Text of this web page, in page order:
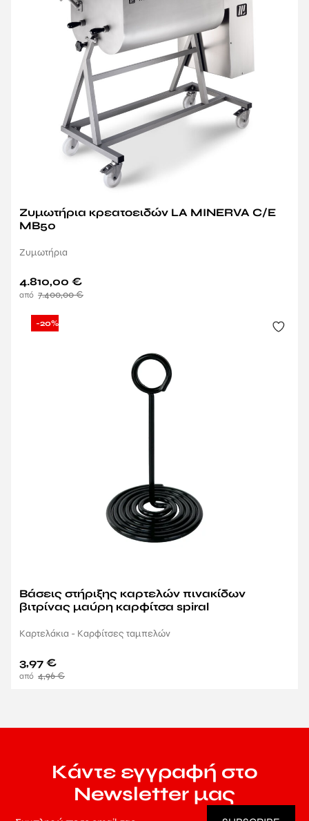
Ζυμωτήρια κρεατοειδών LA MINERVA C/E
MB50
Ζυμωτήρια
7.400,00€
4.810,00 €
-20%
Βάσεις στήριξης καρτελών πινακίδων
βιτρίνας μαύρη καρφίτσα spiral
Καρτελάκια - Καρφίτσες ταμπελών
4,96€
3,97 €
Κάντε εγγραφή στο
Newsletter μας